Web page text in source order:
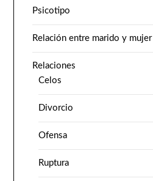
Psicotipo
Relación entre marido y mujer
Relaciones
Celos
Divorcio
Ofensa
Ruptura